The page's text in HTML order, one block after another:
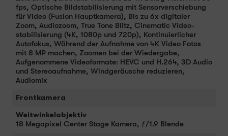
fps, Optische Bild­stabilisierung mit Sensor­verschiebung
für Video (Fusion Haupt­kamera), Bis zu 6x digitaler
Zoom, Audiozoom, True Tone Blitz, Cinematic Video­
stabilisierung (4K, 1080p und 720p), Kontinuierlicher
Auto­fokus, Während der Auf­nahme von 4K Video Fotos
mit 8 MP machen, Zoomen bei der Wieder­gabe,
Aufgenommene Video­formate: HEVC und H.264, 3D Audio
und Stereo­aufnahme, Wind­geräusche redu­zieren,
Audiomix
Frontkamera
Weitwinkelobjektiv
18 Megapixel Center Stage Kamera, ƒ/1.9 Blende